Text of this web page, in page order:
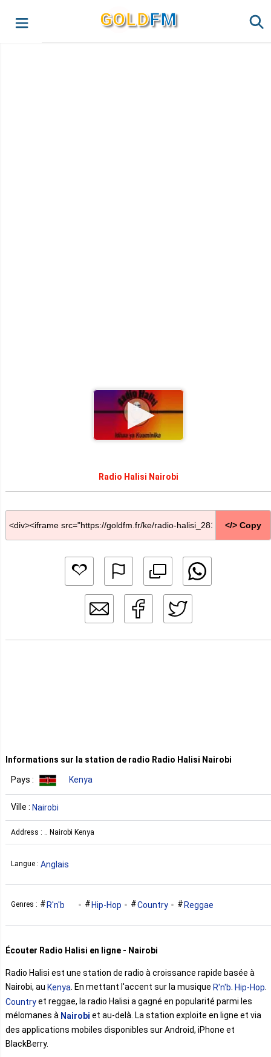
GOLDFM
Radio Halisi Nairobi
</> Copy
Informations sur la station de radio Radio Halisi Nairobi
Pays : Kenya
Ville : Nairobi
Address : .. Nairobi Kenya
Langue : Anglais
Genres : R'n'b Hip-Hop Country Reggae
Écouter Radio Halisi en ligne - Nairobi
Radio Halisi est une station de radio à croissance rapide basée à
Nairobi, au Kenya . En mettant l'accent sur la musique R'n'b Hip-Hop
Countryet reggae, la radio Halisi a gagné en popularité parmi les
mélomanes à Nairobi et au-delà. La station exploite en ligne et via
des applications mobiles disponibles sur Android, iPhone et
BlackBerry.